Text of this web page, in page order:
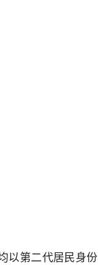
以第二代居民身份